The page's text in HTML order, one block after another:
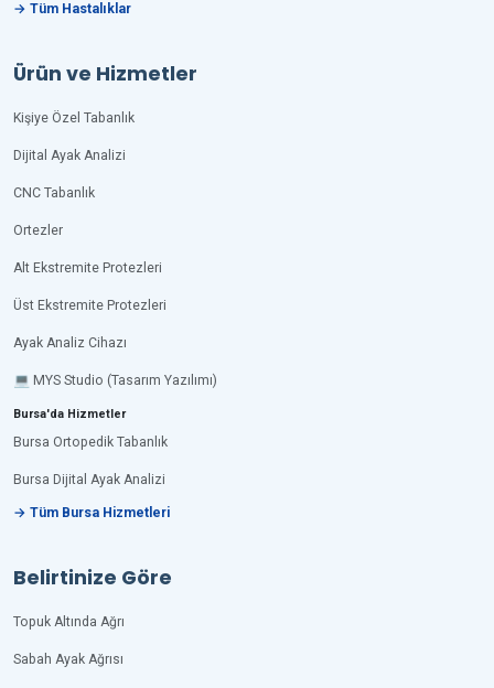
→ Tüm Hastalıklar
Ürün ve Hizmetler
Kişiye Özel Tabanlık
Dijital Ayak Analizi
CNC Tabanlık
Ortezler
Alt Ekstremite Protezleri
Üst Ekstremite Protezleri
Ayak Analiz Cihazı
💻 MYS Studio (Tasarım Yazılımı)
Bursa'da Hizmetler
Bursa Ortopedik Tabanlık
Bursa Dijital Ayak Analizi
→ Tüm Bursa Hizmetleri
Belirtinize Göre
Topuk Altında Ağrı
Sabah Ayak Ağrısı